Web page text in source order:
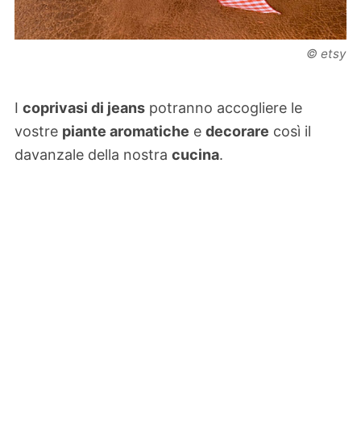
© etsy
I coprivasi di jeans potranno accogliere le
vostre piante aromatiche e decorare così il
davanzale della nostra cucina.